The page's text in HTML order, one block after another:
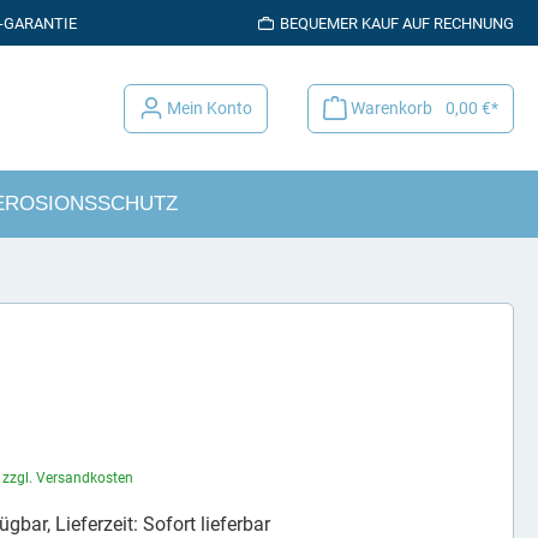
GARANTIE BEQUEMER KAUF AUF RECHNUNG
Mein Konto Warenkorb 0,00 €*
Versandkosten
Lieferzeit: Sofort lieferbar